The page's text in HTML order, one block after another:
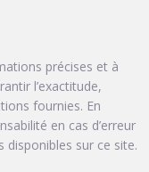
précises et à
l’exactitude,
fournies. En
en cas d’erreur
disponibles sur ce site.